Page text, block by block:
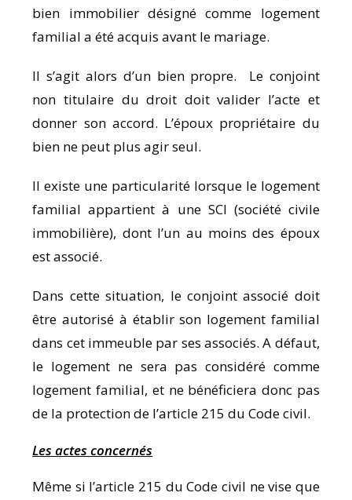
bien immobilier désigné comme logement
familial a été acquis avant le mariage.
Il s’agit alors d’un bien propre. Le conjoint
non titulaire du droit doit valider l’acte et
donner son accord. L’époux propriétaire du
bien ne peut plus agir seul.
Il existe une particularité lorsque le logement
familial appartient à une SCI (société civile
immobilière), dont l’un au moins des époux
est associé.
Dans cette situation, le conjoint associé doit
être autorisé à établir son logement familial
dans cet immeuble par ses associés. A défaut,
le logement ne sera pas considéré comme
logement familial, et ne bénéficiera donc pas
de la protection de l’article 215 du Code civil.
Les actes concernés
Même si l’article 215 du Code civil ne vise que